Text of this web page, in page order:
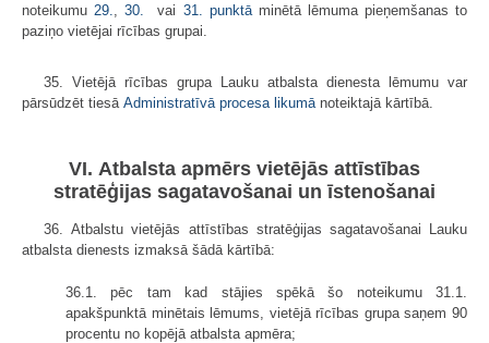
noteikumu29.,30. vai 31. punktāminētā lēmuma pieņemšanas to
paziņo vietējai rīcības grupai.
35. Vietējā rīcības grupa Lauku atbalsta dienesta lēmumu var
pārsūdzēt tiesā Administratīvā procesa likumānoteiktajā kārtībā.
VI. Atbalsta apmērs vietējās attīstības
stratēģijas sagatavošanai un īstenošanai
36. Atbalstu vietējās attīstības stratēģijas sagatavošanai Lauku
atbalsta dienests izmaksā šādā kārtībā:
36.1. pēc tam kad stājies spēkā šo noteikumu 31.1.
apakšpunktā minētais lēmums, vietējā rīcības grupa saņem 90
procentu no kopējā atbalsta apmēra;